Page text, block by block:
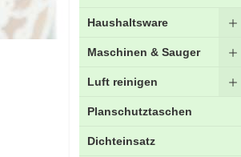
Haushaltsware
Maschinen & Sauger
Luft reinigen
Planschutztaschen
Dichteinsatz